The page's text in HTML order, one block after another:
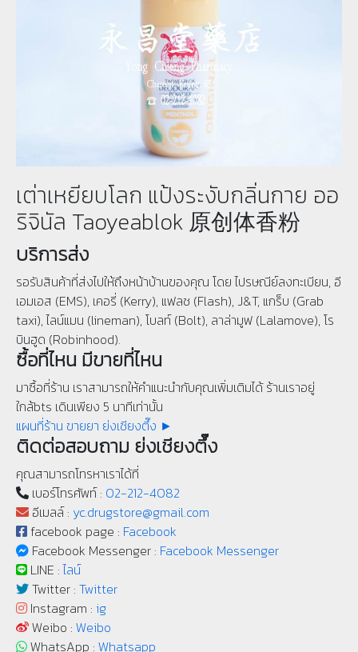
เต่าเหยียบโลก แป้งระงับกลิ่นกาย ออ
ริจินัล Taoyeablok 原创体香粉
บริการส่ง
รอรับสินค้าที่ส่งไปให้ถึงหน้าบ้านของคุณ โดย ไปรษณีย์ลงทะเบียน, อี
เอมเอส (EMS), เคอรี่ (Kerry), แฟลช (Flash), J&T, แกร็บ (Grab
taxi), ไลน์แมน (lineman), โบลท์ (Bolt), ลาล่ามูฟ (Lalamove), โร
บินฮูด (Robinhood).
ซื้อที่ไหน มีขายที่ไหน
มาซื้อที่ร้าน เราสามารถให้คำแนะนำกับคุณเพิ่มเติมได้ ร้านเราอยู่
ใกล้bts เดินเพียง 5 นาทีเท่านั้น
แผนที่ร้าน ขายยา ย่งเชียงตึ๊ง ►
ติดต่อสอบถาม ย่งเชียงตึ๊ง
คุณสามารถโทรหาเราได้ที่
เบอร์โทรศัพท์ : 02-212-4082
อีเมลล์ : yc.drugstore@gmail.com
facebook page : Facebook
Facebook Messenger : Facebook Messenger
LINE :ไลน์
Twitter : Twitter
Instagram : ig
Weibo : Weibo
WhatsApp : Whatsapp